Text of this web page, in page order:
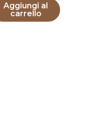
Aggiungi al
carrello